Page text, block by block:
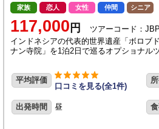
家族 恋人 女性 仲間 シニア
117,000 円
ツアーコード：
インドネシアの代表的世界遺産「ボロブ
ナン寺院」を1泊2日で巡るオプショナル
平均評価
口コミを見る(全1件)
出発時間 昼